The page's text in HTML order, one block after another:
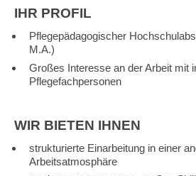
IHR PROFIL
Pflegepädagogischer
M.A.)
Großes Interesse an der Arbeit mit
Pflegefachpersonen
WIR BIETEN IHNEN
strukturierte Einarbeitung in einer
Arbeitsatmosphäre